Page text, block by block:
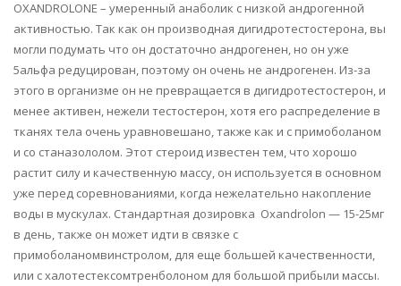
OXANDROLONE – умеренный анаболик с низкой андрогенной
активностью. Так как он производная дигидротестостерона, вы
могли подумать что он достаточно андрогенен, но он уже
5альфа редуцирован, поэтому он очень не андрогенен. Из-за
этого в организме он не превращается в дигидротестостерон, и
менее активен, нежели тестостерон, хотя его распределение в
тканях тела очень уравновешано, также как и с примоболаном
и со станазололом. Этот стероид известен тем, что хорошо
растит силу и качественную массу, он используется в основном
уже перед соревнованиями, когда нежелательно накопление
воды в мускулах. Стандартная дозировка Oxandrolon — 15-25мг
в день, также он может идти в связке с
примоболаномвинстролом, для еще большей качественности,
или с халотестексомтренболоном для большой прибыли массы.